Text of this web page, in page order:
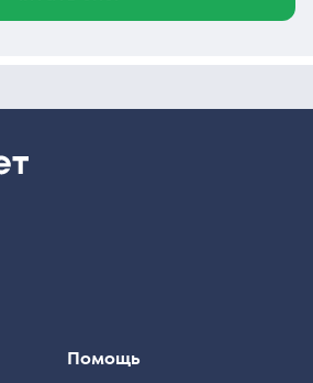
Помощь